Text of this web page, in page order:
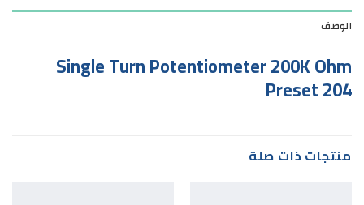
الوصف
Single Turn Potentiometer 200K Ohm
Preset 204
منتجات ذات صلة